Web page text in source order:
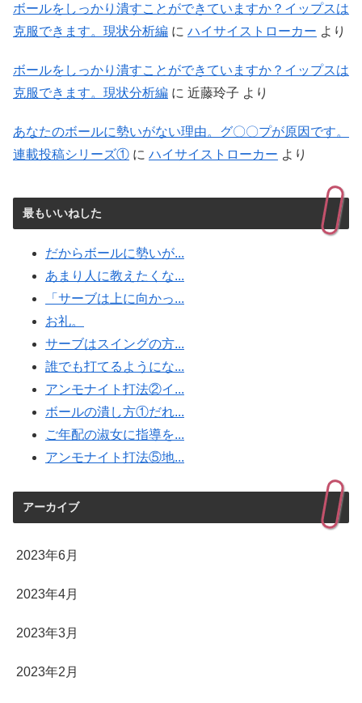
ボールをしっかり潰すことができていますか？イップスは
克服できます。現状分析編 に ハイサイストローカー より
ボールをしっかり潰すことができていますか？イップスは
克服できます。現状分析編 に 近藤玲子 より
あなたのボールに勢いがない理由。グ〇〇プが原因です。
連載投稿シリーズ① に ハイサイストローカー より
最もいいねした
だからボールに勢いが...
あまり人に教えたくな...
「サーブは上に向かっ...
お礼。
サーブはスイングの方...
誰でも打てるようにな...
アンモナイト打法②イ...
ボールの潰し方①だれ...
ご年配の淑女に指導を...
アンモナイト打法⑤地...
アーカイブ
2023年6月
2023年4月
2023年3月
2023年2月